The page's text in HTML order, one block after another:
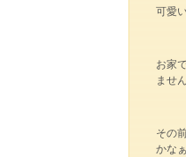
可愛
お家
ませ
その
かな